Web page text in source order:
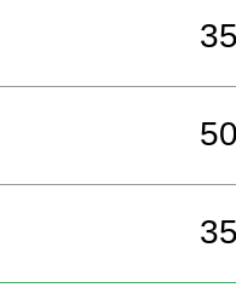
鶏の唐揚げ
ます。